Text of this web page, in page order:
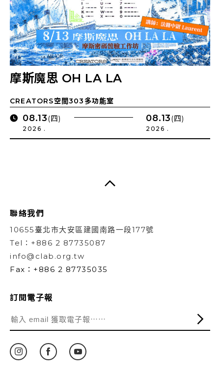
摩斯魔思 OH LA LA
CREATORS空間303多功能室
08.13(四)
2026 .
08.13(四)
2026 .
聯絡我們
10655臺北市大安區建國南路一段177號
Tel：+886 2 87735087
info@clab.org.tw
Fax：+886 2 87735035
訂閱電子報